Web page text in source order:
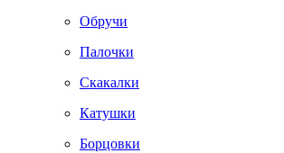
Обручи
Палочки
Скакалки
Катушки
Борцовки